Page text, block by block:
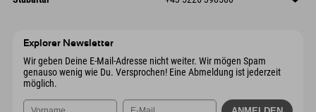
Explorer Newsletter
Wir geben Deine E-Mail-Adresse nicht weiter. Wir mögen Spam
genauso wenig wie Du. Versprochen! Eine Abmeldung ist jederzeit
möglich.